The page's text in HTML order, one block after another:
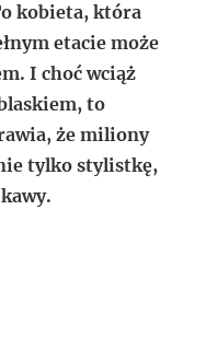
kobieta, która
etacie może
I choć wciąż
to
że miliony
tylko stylistkę,